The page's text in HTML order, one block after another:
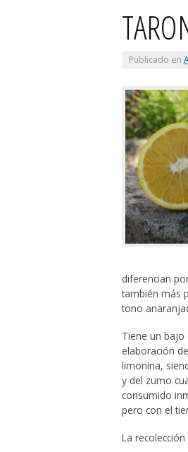
Publicado en
diferencian
también más
tono
Tiene un bajo
elaboración
limonina,
y del zumo
consumido
pero con el
La